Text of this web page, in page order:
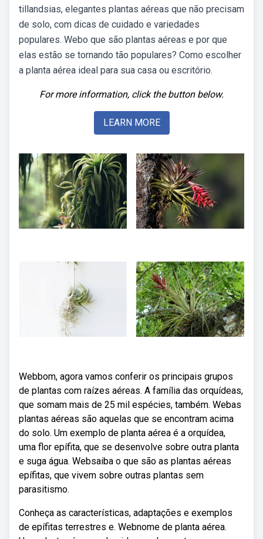
tillandsias, elegantes plantas aéreas que não precisam
de solo, com dicas de cuidado e variedades
populares. Webo que são plantas aéreas e por que
elas estão se tornando tão populares? Como escolher
a planta aérea ideal para sua casa ou escritório.
For more information, click the button below.
LEARN MORE
Webbom, agora vamos conferir os principais grupos
de plantas com raízes aéreas. A família das orquídeas,
que somam mais de 25 mil espécies, também. Webas
plantas aéreas são aquelas que se encontram acima
do solo. Um exemplo de planta aérea é a orquídea,
uma flor epífita, que se desenvolve sobre outra planta
e suga água. Websaiba o que são as plantas aéreas
epífitas, que vivem sobre outras plantas sem
parasitismo.
Conheça as características, adaptações e exemplos
de epífitas terrestres e. Webnome de planta aérea.